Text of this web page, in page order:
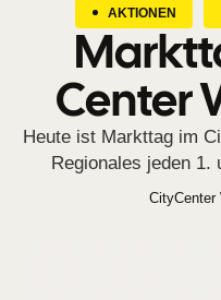
AKTIONEN
Center
Heute ist Markttag im
Regionales jeden 1.
CityCenter